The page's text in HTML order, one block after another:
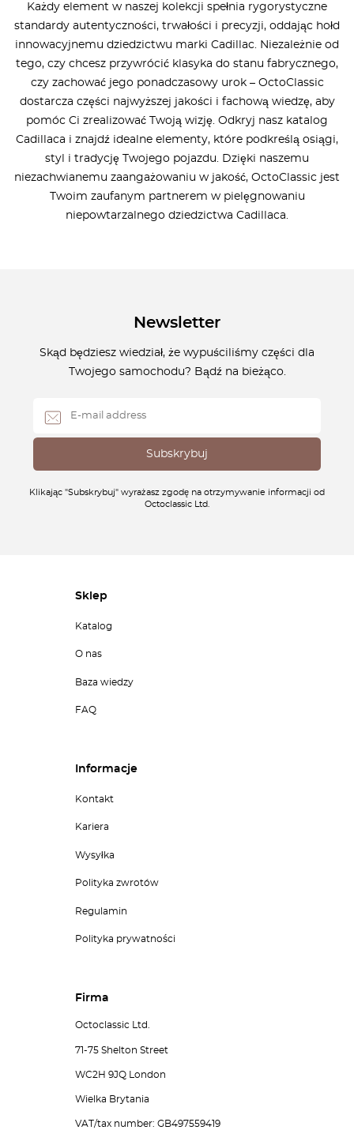
Każdy element w naszej kolekcji spełnia rygorystyczne
standardy autentyczności, trwałości i precyzji, oddając hołd
innowacyjnemu dziedzictwu marki Cadillac. Niezależnie od
tego, czy chcesz przywrócić klasyka do stanu fabrycznego,
czy zachować jego ponadczasowy urok – OctoClassic
dostarcza części najwyższej jakości i fachową wiedzę, aby
pomóc Ci zrealizować Twoją wizję. Odkryj nasz katalog
Cadillaca i znajdź idealne elementy, które podkreślą osiągi,
styl i tradycję Twojego pojazdu. Dzięki naszemu
niezachwianemu zaangażowaniu w jakość, OctoClassic jest
Twoim zaufanym partnerem w pielęgnowaniu
niepowtarzalnego dziedzictwa Cadillaca.
Newsletter
Skąd będziesz wiedział, że wypuściliśmy części dla
Twojego samochodu? Bądź na bieżąco.
Klikając "Subskrybuj" wyrażasz zgodę na otrzymywanie informacji od
Octoclassic Ltd.
Sklep
Katalog
O nas
Baza wiedzy
FAQ
Informacje
Kontakt
Kariera
Wysyłka
Polityka zwrotów
Regulamin
Polityka prywatności
Firma
Octoclassic Ltd.
71-75 Shelton Street
WC2H 9JQ London
Wielka Brytania
VAT/tax number: GB497559419